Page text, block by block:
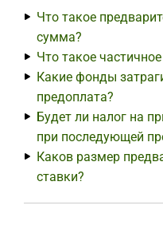
Что такое
сумма?
Что такое
Какие фонды
предоплата?
Будет ли налог на
при последующей
Каков размер
ставки?